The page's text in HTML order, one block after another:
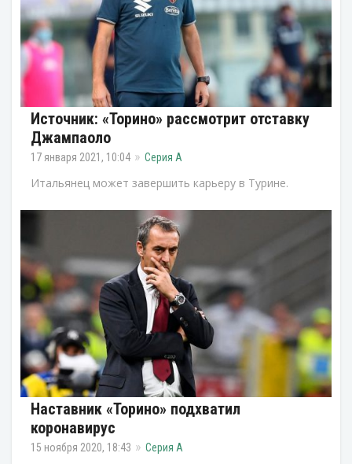
Источник: «Торино» рассмотрит отставку
Джампаоло
17 января 2021, 10:04 Серия А
Итальянец может завершить карьеру в Турине.
Наставник «Торино» подхватил
коронавирус
15 ноября 2020, 18:43 Серия А